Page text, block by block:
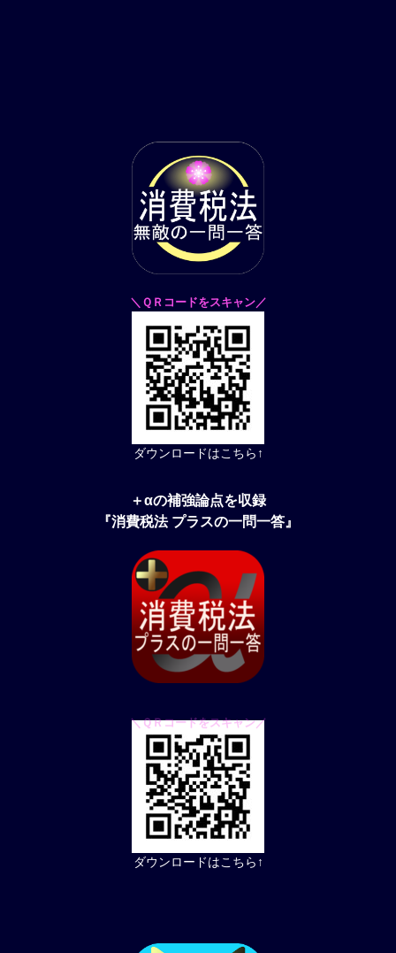
＼ＱＲコードをスキャン／
ダウンロードはこちら↑
＋αの補強論点を収録
『消費税法 プラスの一問一答』
ダウンロードはこちら↑